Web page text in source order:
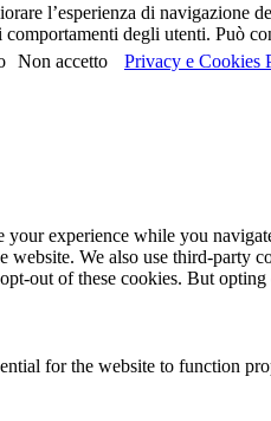
l’esperienza di navigazione
degli utenti. Può
Non accetto Privacy e Cookies
experience while you
We also use third-party
out of these cookies. But
for the website to function